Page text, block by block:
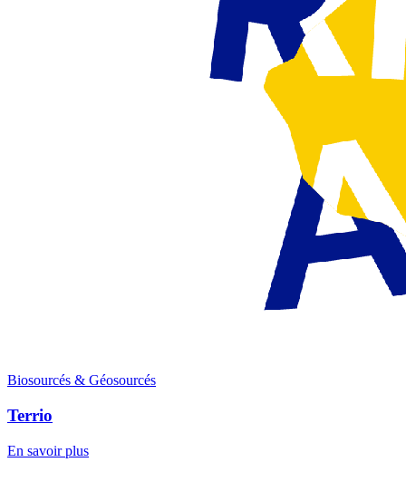
Biosourcés & Géosourcés
Terrio
En savoir plus